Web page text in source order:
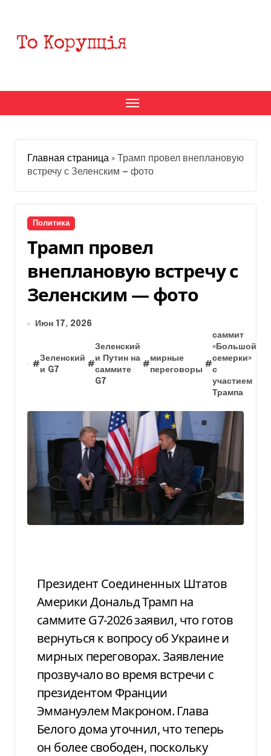
содержанию
Главная страница » Трамп провел внеплановую
встречу с Зеленским — фото
Политика
Трамп провел
внеплановую встречу с
Зеленским — фото
Июн 17, 2026
#
Зеленский
и G7
#
Зеленский
и Путин на
саммите
G7
#
мирные
переговоры
#
саммит
«Большой
семерки»
с
участием
Трампа
Президент Соединенных Штатов
Америки Дональд Трамп на
саммите G7-2026 заявил, что готов
вернуться к вопросу об Украине и
мирных переговорах. Заявление
прозвучало во время встречи с
президентом Франции
Эммануэлем Макроном. Глава
Белого дома уточнил, что теперь
он более свободен, поскольку